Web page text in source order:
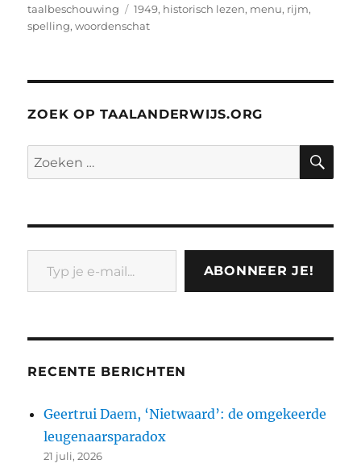
taalbeschouwing
Tags
1949, historisch lezen, menu, rijm,
spelling,woordenschat
ZOEK OP TAALANDERWIJS.ORG
Zoeken
naar:
Typ je e-mail...
ABONNEER JE!
RECENTE BERICHTEN
Geertrui Daem, ‘Nietwaard’: de omgekeerde
leugenaarsparadox
21 juli, 2026